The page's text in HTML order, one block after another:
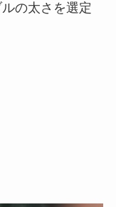
の太さを選定